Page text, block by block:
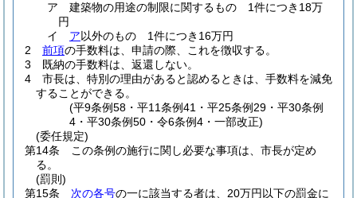
ア
建築物の用途の制限に関するもの 1件につき18万
円
イ
ア以外のもの 1件につき16万円
2
前項の手数料は、申請の際、これを徴収する。
3
既納の手数料は、返還しない。
4
市長は、特別の理由があると認めるときは、手数料を減免
することができる。
(平9条例58・平11条例41・平25条例29・平30条例
4・平30条例50・令6条例4・一部改正)
(委任規定)
第14条
この条例の施行に関し必要な事項は、市長が定め
る。
(罰則)
第15条
次の各号の一に該当する者は、20万円以下の罰金に